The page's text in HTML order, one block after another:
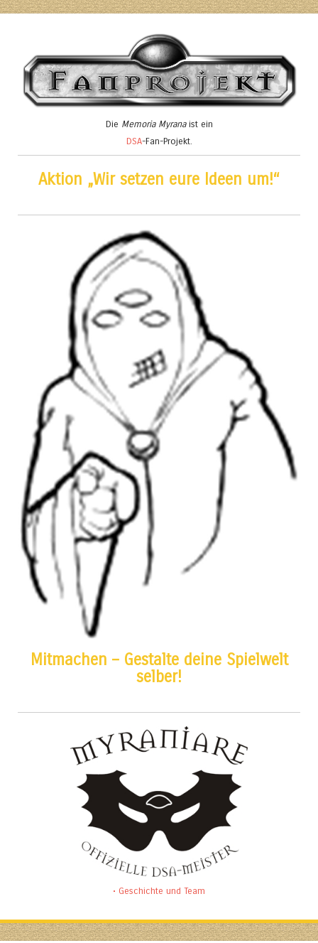
Die Memoria Myranaist ein
DSA-Fan-Projekt.
Aktion „Wir setzen eure Ideen um!“
Mitmachen – Gestalte deine Spielwelt
selber!
• Geschichte und Team